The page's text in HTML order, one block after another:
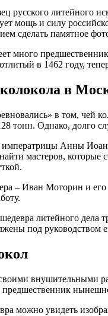
русского литейного
мощь и силу
сделать памятное
много
в 1462 году,
в
в том, чей
тонн. Однако, долго
Анны
мастеров,
– Иван Моторин и
литейного
под руководством
своими
можно увидеть